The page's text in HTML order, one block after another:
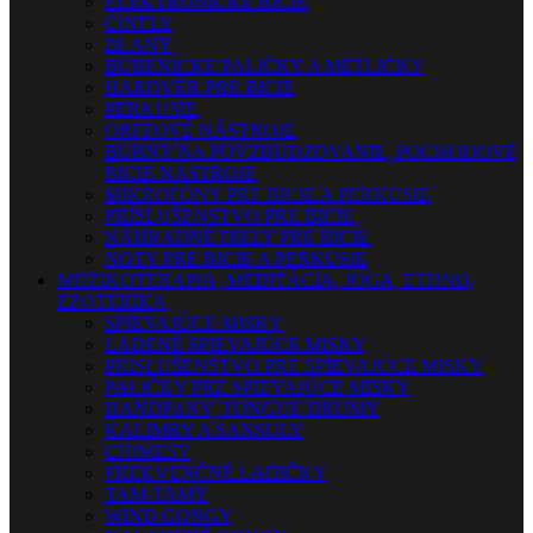
ČINELY
BLANY
BUBENÍCKE PALIČKY A METLIČKY
HARDVÉR PRE BICIE
PERKUSIE
ORFFOVÉ NÁSTROJE
BUBNY NA POVZBUDZOVANIE, POCHODOVÉ
BICIE NÁSTROJE
MIKROFÓNY PRE BICIE A PERKUSIE
PRÍSLUŠENSTVO PRE BICIE
NÁHRADNÉ DIELY PRE BICIE
NOTY PRE BICIE A PERKUSIE
MUZIKOTERAPIA, MEDITÁCIA, JOGA, ETHNO,
EZOTERIKA
SPIEVAJÚCE MISKY
LADENÉ SPIEVAJÚCE MISKY
PRISLUŠENSTVO PRE SPIEVAJÚCE MISKY
PALIČKY PRE SPIEVAJÚCE MISKY
HANDPANY, TONGUE DRUMY
KALIMBY A SANSULY
CHIMESY
FREKVENČNÉ LADIČKY
TAM-TAMY
WIND GONGY